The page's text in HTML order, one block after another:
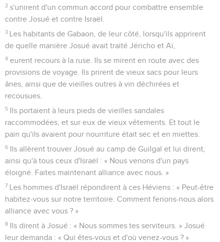
2 s'unirent d'un commun accord pour combattre ensemble
contre Josué et contre Israël.
3 Les habitants de Gabaon, de leur côté, lorsqu'ils apprirent
de quelle manière Josué avait traité Jéricho et Aï,
4 eurent recours à la ruse. Ils se mirent en route avec des
provisions de voyage. Ils prirent de vieux sacs pour leurs
ânes, ainsi que de vieilles outres à vin déchirées et
recousues.
5 Ils portaient à leurs pieds de vieilles sandales
raccommodées, et sur eux de vieux vêtements. Et tout le
pain qu'ils avaient pour nourriture était sec et en miettes.
6 Ils allèrent trouver Josué au camp de Guilgal et lui dirent,
ainsi qu'à tous ceux d'Israël : « Nous venons d'un pays
éloigné. Faites maintenant alliance avec nous. »
7 Les hommes d'Israël répondirent à ces Héviens : « Peut-être
habitez-vous sur notre territoire. Comment ferions-nous alors
alliance avec vous ? »
8 Ils dirent à Josué : « Nous sommes tes serviteurs. » Josué
leur demanda : « Qui êtes-vous et d'où venez-vous ? »